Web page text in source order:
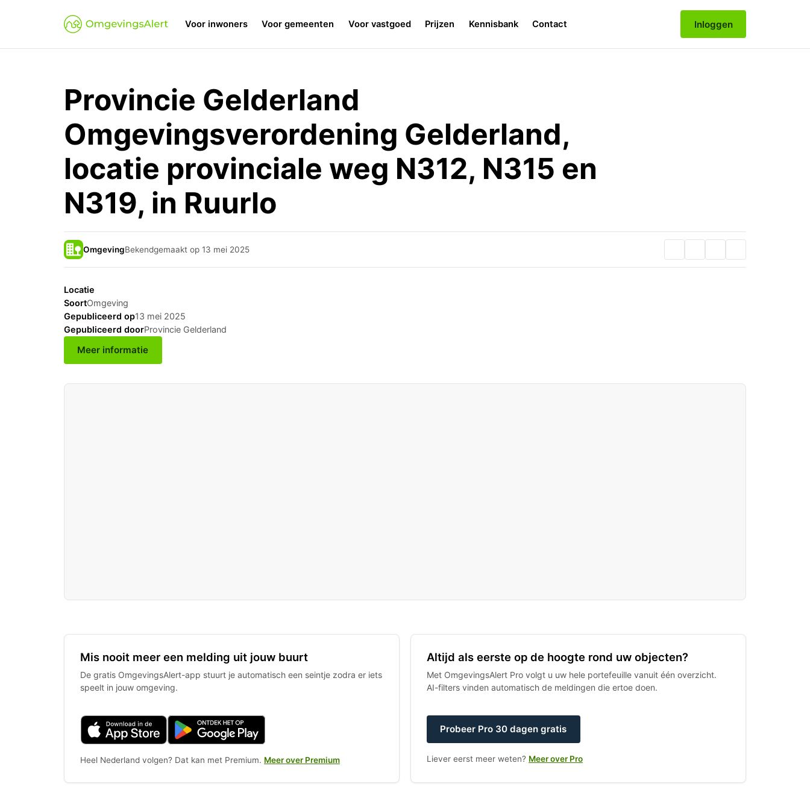
Voor inwoners Voor gemeenten Voor vastgoed Prijzen Kennisbank Contact Inloggen
Provincie Gelderland
Omgevingsverordening Gelderland,
locatie provinciale weg N312, N315 en
N319, in Ruurlo
OmgevingBekendgemaakt op 13 mei 2025
Locatie
SoortOmgeving
Gepubliceerd op13 mei 2025
Gepubliceerd doorProvincie Gelderland
Meer informatie
Mis nooit meer een melding uit jouw buurt
De gratis OmgevingsAlert-app stuurt je automatisch een seintje zodra er iets
speelt in jouw omgeving.
Heel Nederland volgen? Dat kan met Premium. Meer over Premium
Altijd als eerste op de hoogte rond uw objecten?
Met OmgevingsAlert Pro volgt u uw hele portefeuille vanuit één overzicht.
AI-filters vinden automatisch de meldingen die ertoe doen.
Probeer Pro 30 dagen gratis
Liever eerst meer weten? Meer over Pro